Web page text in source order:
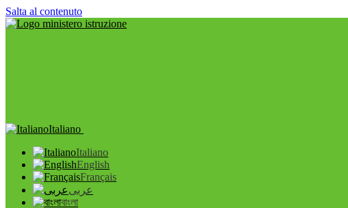
Salta al contenuto
Italiano
Italiano
English
Français
عربى
বাংলা